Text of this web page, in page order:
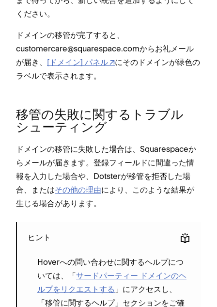
ください⁠。
ドメインの移管が完了すると⁠、
customercare@squarespace⁠.comからお礼メ⁠ール
が届き⁠、 [⁠ドメイン⁠] パネル
にそのドメインが緑色の
ラベルで表示されます⁠。
移管の失敗に関するトラブル
シ⁠ュ⁠ーテ⁠ィング
ドメインの移管に失敗した場合は⁠、Squarespaceか
らメ⁠ールが届きます⁠。登録フ⁠ィ⁠ールドに間違⁠った情
報を入力した場合や⁠、Dotsterが移管を拒否した場
合⁠、またはその他の理由により⁠、このような結果が
生じる場合があります⁠。
ヒント
Hoverへの問い合わせに関するヘルプにつ
いては⁠、「⁠サ⁠ードパ⁠ーテ⁠ィ⁠ー ドメインのヘ
ルプをリクエストする ⁠」にアクセスし⁠、
「⁠移管に関するヘルプ⁠」セクシ⁠ョンをご確